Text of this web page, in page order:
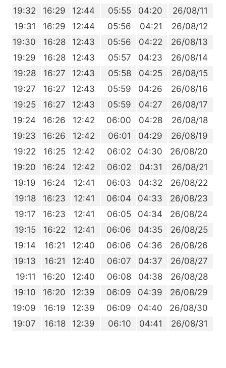
26/08/11
04:20
05:55
12:44
16:29
19:32
26/08/12
04:21
05:56
12:44
16:29
19:31
26/08/13
04:22
05:56
12:43
16:28
19:30
26/08/14
04:23
05:57
12:43
16:28
19:29
26/08/15
04:25
05:58
12:43
16:27
19:28
26/08/16
04:26
05:59
12:43
16:27
19:27
26/08/17
04:27
05:59
12:43
16:27
19:25
26/08/18
04:28
06:00
12:42
16:26
19:24
26/08/19
04:29
06:01
12:42
16:26
19:23
26/08/20
04:30
06:02
12:42
16:25
19:22
26/08/21
04:31
06:02
12:42
16:24
19:20
26/08/22
04:32
06:03
12:41
16:24
19:19
26/08/23
04:33
06:04
12:41
16:23
19:18
26/08/24
04:34
06:05
12:41
16:23
19:17
26/08/25
04:35
06:06
12:41
16:22
19:15
26/08/26
04:36
06:06
12:40
16:21
19:14
26/08/27
04:37
06:07
12:40
16:21
19:13
26/08/28
04:38
06:08
12:40
16:20
19:11
26/08/29
04:39
06:09
12:39
16:20
19:10
26/08/30
04:40
06:09
12:39
16:19
19:09
26/08/31
04:41
06:10
12:39
16:18
19:07